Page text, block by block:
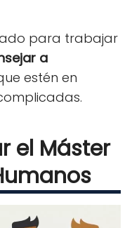
para trabajar
a
estén en
el Máster